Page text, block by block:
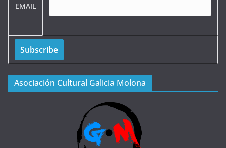
EMAIL
Asociación Cultural Galicia Molona